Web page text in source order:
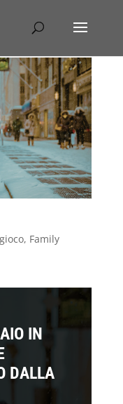
, Family
IN
DALLA